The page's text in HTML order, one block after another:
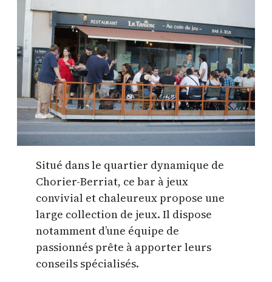
Situé dans le quartier dynamique de
Chorier-Berriat, ce bar à jeux
convivial et chaleureux propose une
large collection de jeux. Il dispose
notamment d’une équipe de
passionnés prête à apporter leurs
conseils spécialisés.